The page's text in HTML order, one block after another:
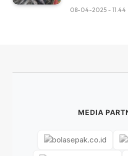
08-04-2025 - 11.44
MEDIA